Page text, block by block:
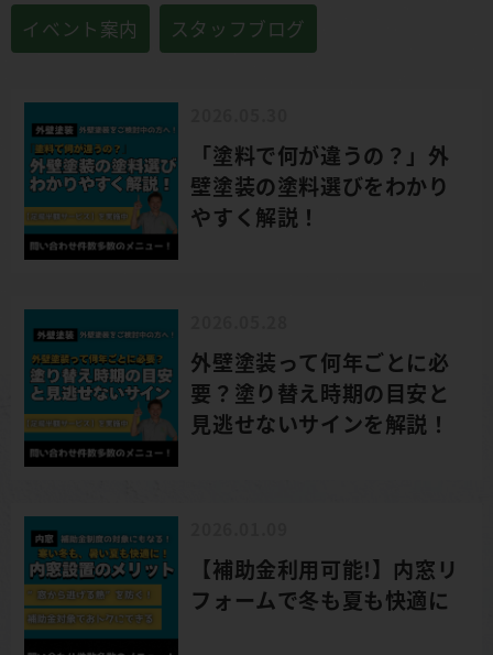
イベント案内 スタッフブログ
「塗料で何が違うの？」外
壁塗装の塗料選びをわかり
やすく解説！
外壁塗装って何年ごとに必
要？塗り替え時期の目安と
見逃せないサインを解説！
【補助金利用可能!】内窓リ
フォームで冬も夏も快適に